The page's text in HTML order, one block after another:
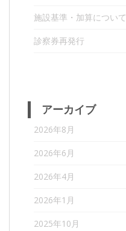
施設基準・加算について
診察券再発行
アーカイブ
2026年8月
2026年6月
2026年4月
2026年1月
2025年10月